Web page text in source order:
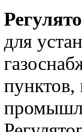
для